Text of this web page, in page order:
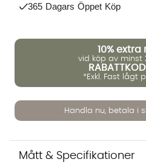
365 Dagars Öppet Köp
10% extra
vid köp av minst
*Exkl. Fast lågt
Handla nu, betala i
Mått & Specifikationer
Vi använder AI för att svara på
inte dina uppgifter med
Starta